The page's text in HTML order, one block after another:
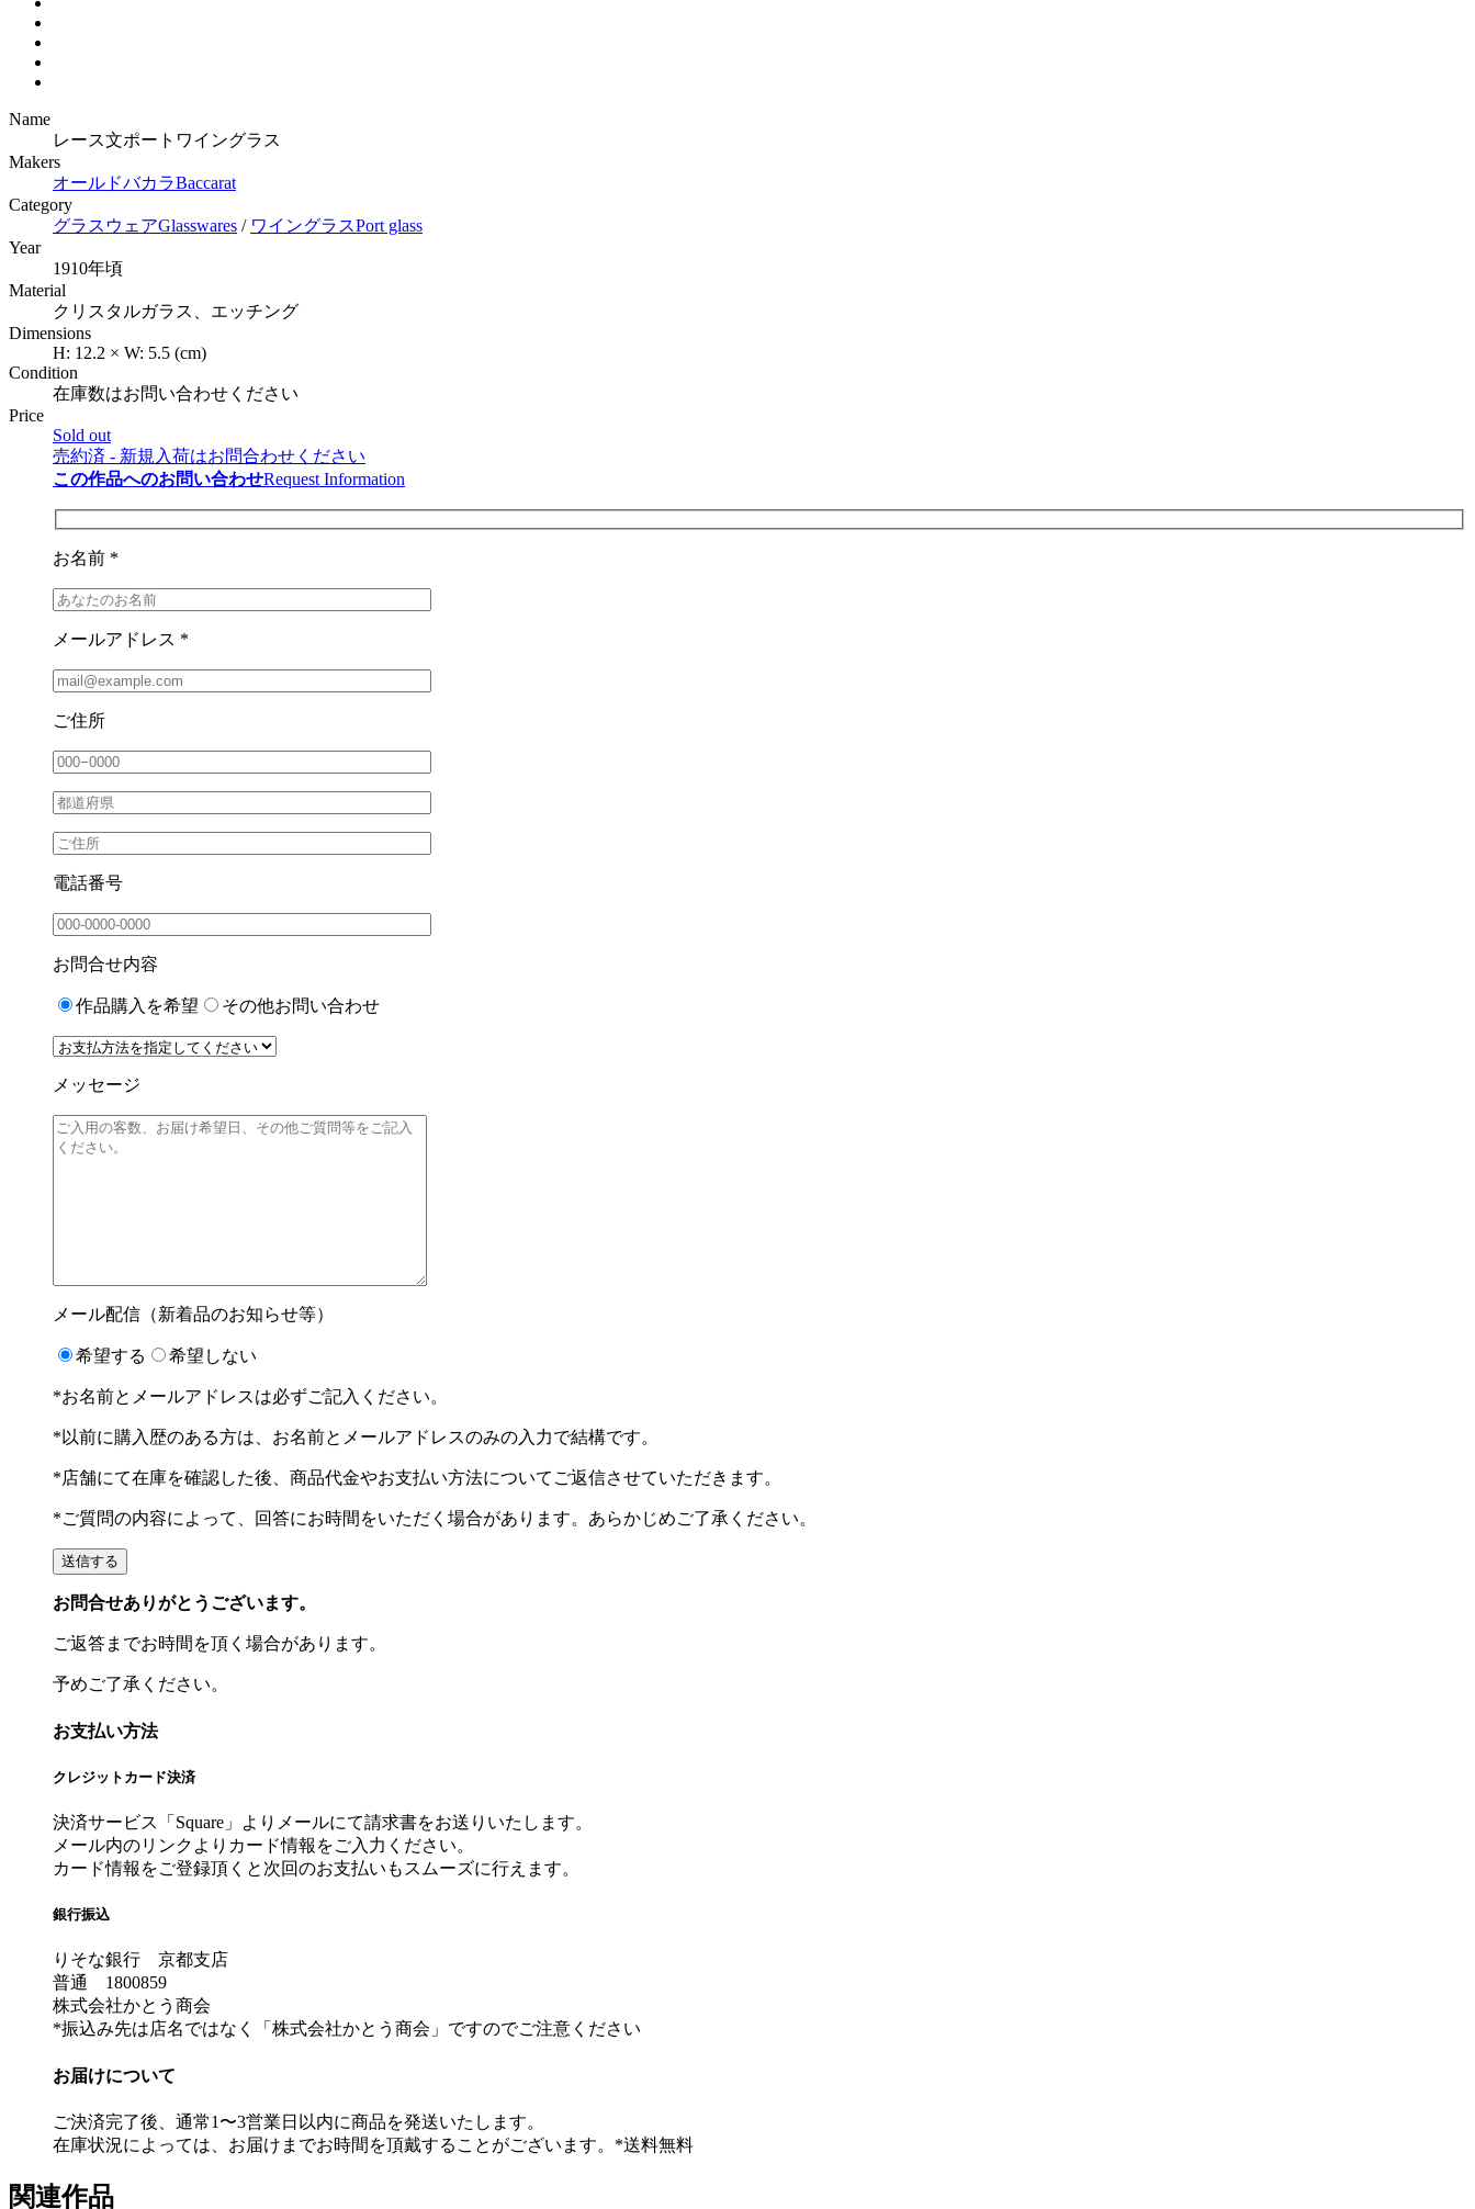
Name
レース文ポートワイングラス
Makers
オールドバカラBaccarat
Category
グラスウェアGlasswares / ワイングラスPort glass
Year
1910年頃
Material
クリスタルガラス、エッチング
Dimensions
H: 12.2 × W: 5.5 (cm)
Condition
在庫数はお問い合わせください
Price
Sold out
売約済 - 新規入荷はお問合わせください
この作品へのお問い合わせRequest Information
お名前 *
メールアドレス *
ご住所
電話番号
お問合せ内容
作品購入を希望 その他お問い合わせ
メッセージ
メール配信（新着品のお知らせ等）
希望する 希望しない
*お名前とメールアドレスは必ずご記入ください。
*以前に購入歴のある方は、お名前とメールアドレスのみの入力で結構です。
*店舗にて在庫を確認した後、商品代金やお支払い方法についてご返信させていただきます。
*ご質問の内容によって、回答にお時間をいただく場合があります。あらかじめご了承ください。
お問合せありがとうございます。
ご返答までお時間を頂く場合があります。
予めご了承ください。
お支払い方法
クレジットカード決済
決済サービス「Square」よりメールにて請求書をお送りいたします。
メール内のリンクよりカード情報をご入力ください。
カード情報をご登録頂くと次回のお支払いもスムーズに行えます。
銀行振込
りそな銀行 京都支店
普通 1800859
株式会社かとう商会
*振込み先は店名ではなく「株式会社かとう商会」ですのでご注意ください
お届けについて
ご決済完了後、通常1〜3営業日以内に商品を発送いたします。
在庫状況によっては、お届けまでお時間を頂戴することがございます。*送料無料
関連作品